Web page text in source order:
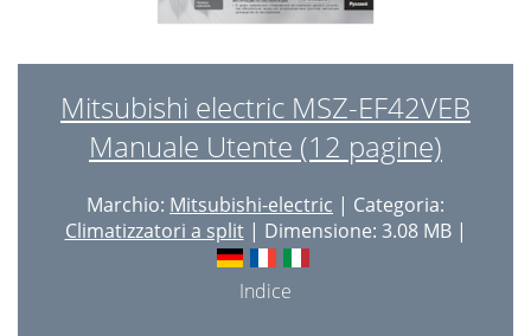
Mitsubishi electric MSZ-EF42VEB
Manuale Utente (12 pagine)
Marchio: Mitsubishi-electric | Categoria:
Climatizzatori a split| Dimensione: 3.08 MB |
Indice